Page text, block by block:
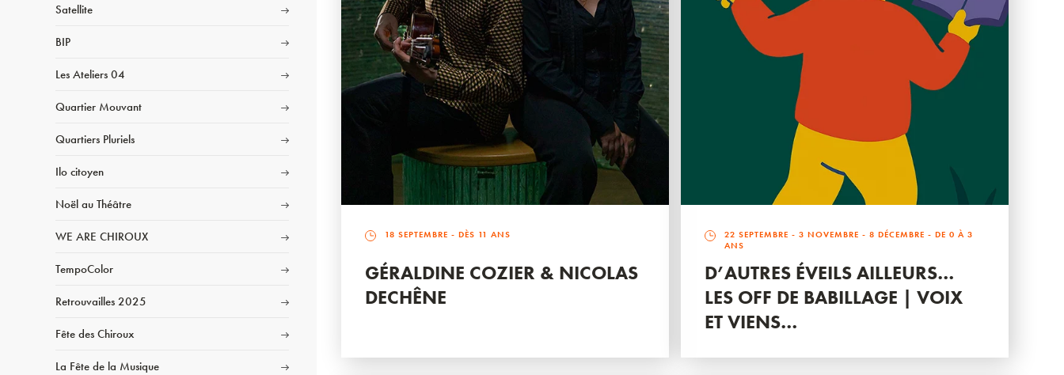
Satellite
BIP
Les Ateliers 04
Quartier Mouvant
Quartiers Pluriels
Ilo citoyen
Noël au Théâtre
WE ARE CHIROUX
TempoColor
Retrouvailles 2025
Fête des Chiroux
La Fête de la Musique
18 SEPTEMBRE - DÈS 11 ANS
GÉRALDINE COZIER & NICOLAS
DECHÊNE
22 SEPTEMBRE -3 NOVEMBRE -8 DÉCEMBRE - DE 0 À 3
ANS
D’AUTRES ÉVEILS AILLEURS…
LES OFF DE BABILLAGE | VOIX
ET VIENS…